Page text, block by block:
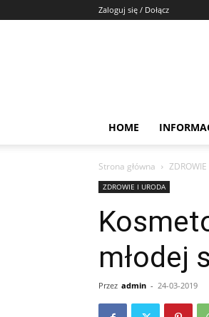
Zaloguj się / Dołącz
HOME
Strona główna
ZDROWIE I URODA
młodej
Przez admin - 24-03-2019